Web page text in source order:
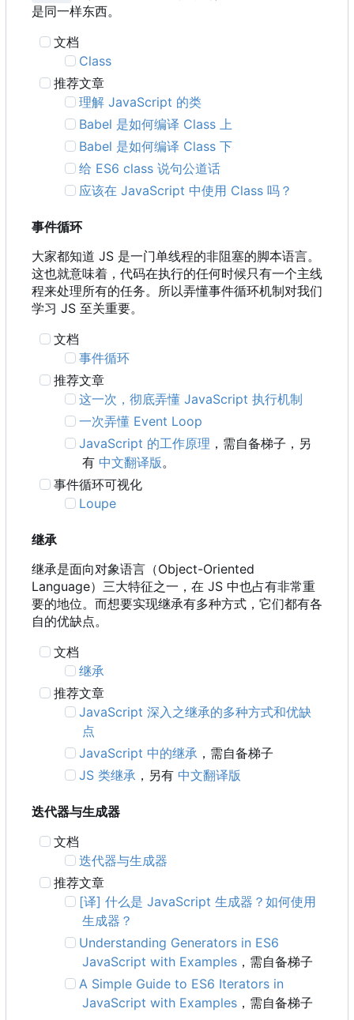
是同一样东西。
文档
Class
推荐文章
理解 JavaScript 的类
Babel 是如何编译 Class 上
Babel 是如何编译 Class 下
给 ES6 class 说句公道话
应该在 JavaScript 中使用 Class 吗？
事件循环
大家都知道 JS 是一门单线程的非阻塞的脚本语言。
这也就意味着，代码在执行的任何时候只有一个主线
程来处理所有的任务。所以弄懂事件循环机制对我们
学习 JS 至关重要。
文档
事件循环
推荐文章
这一次，彻底弄懂 JavaScript 执行机制
一次弄懂 Event Loop
JavaScript 的工作原理 ，需自备梯子，另
有 中文翻译版。
事件循环可视化
Loupe
继承
继承是面向对象语言 （Object-Oriented
Language） 三大特征之一 ， 在 JS 中也占有非常重
要的地位。而想要实现继承有多种方式，它们都有各
自的优缺点。
文档
继承
推荐文章
JavaScript 深入之继承的多种方式和优缺
点
JavaScript 中的继承 ，需自备梯子
JS 类继承 ，另有 中文翻译版
迭代器与生成器
文档
迭代器与生成器
推荐文章
[译] 什么是 JavaScript 生成器？如何使用
生成器？
Understanding Generators in ES6
JavaScript with Examples ，需自备梯子
A Simple Guide to ES6 Iterators in
JavaScript with Examples ，需自备梯子